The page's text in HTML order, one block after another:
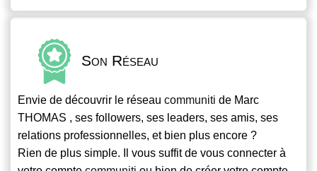
Son Réseau
Envie de découvrir le réseau communiti de Marc
THOMAS , ses followers, ses leaders, ses amis, ses
relations professionnelles, et bien plus encore ?
Rien de plus simple. Il vous suffit de vous connecter à